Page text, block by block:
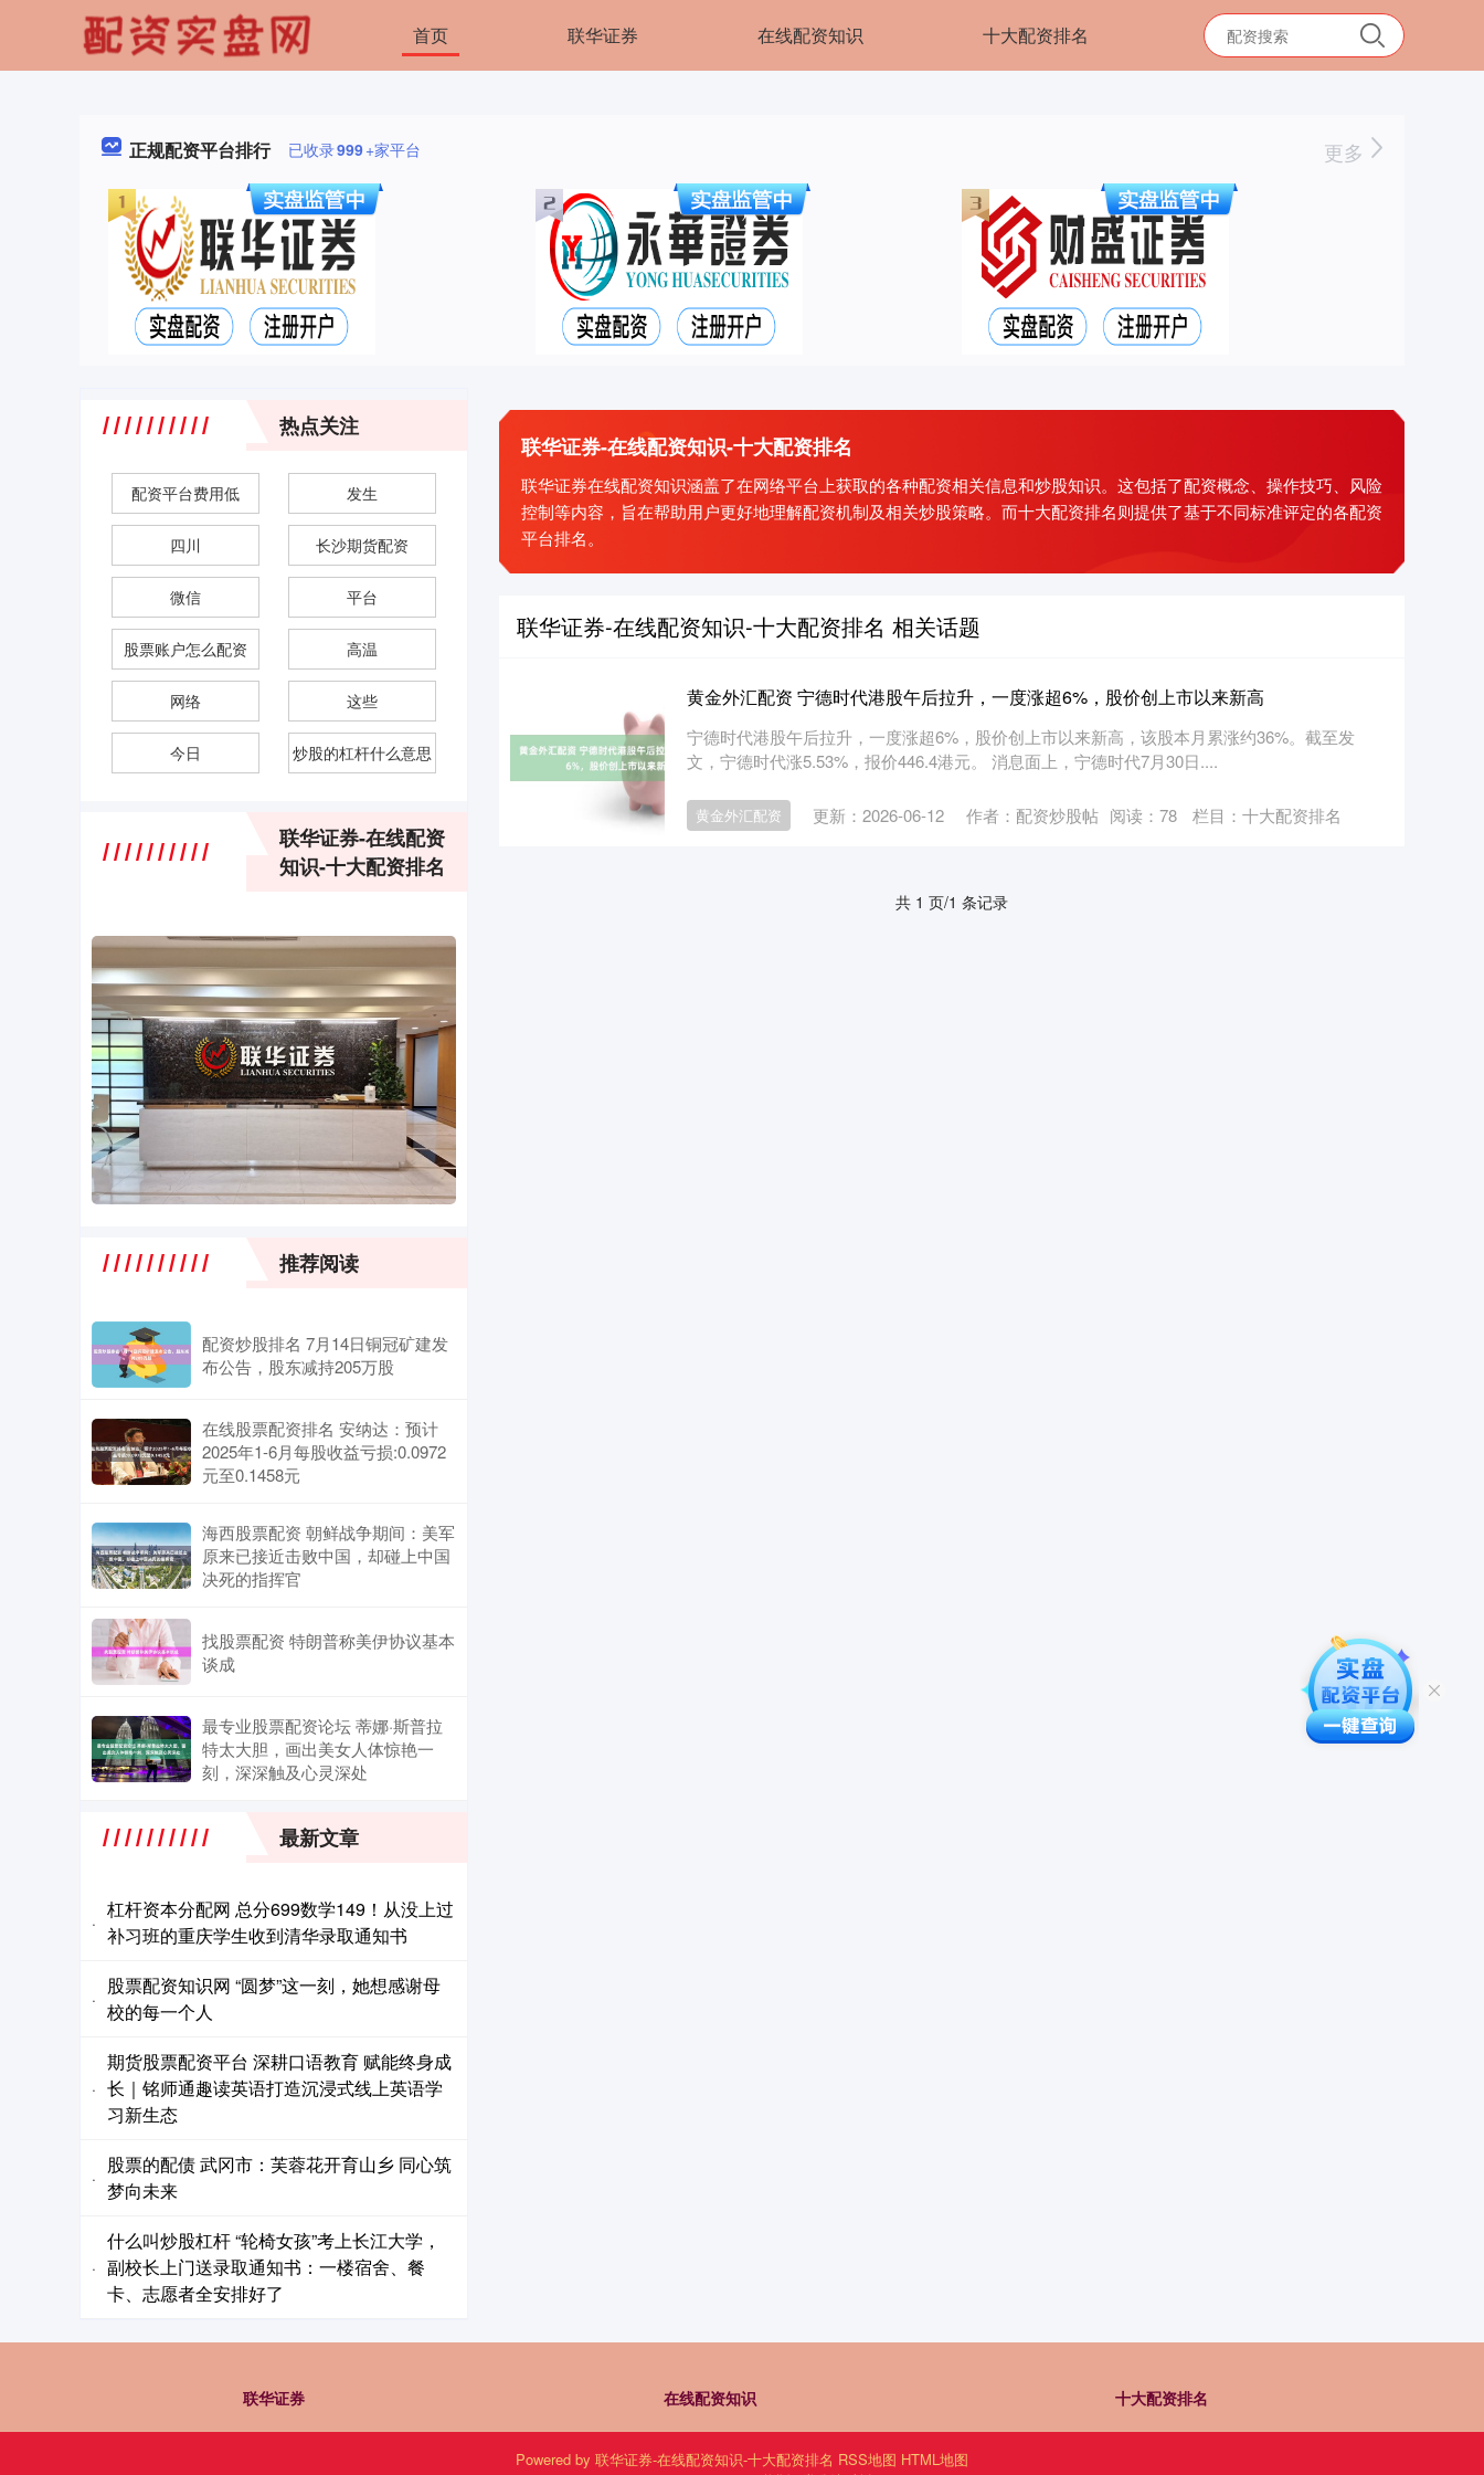
首页 联华证券 在线配资知识 十大配资排名
正规配资平台排行 已收录999+家平台 更多
联华证券-在线配资知识-十大配资排名
联华证券在线配资知识涵盖了在网络平台上获取的各种配资相关信息和炒股知识。这包括了配资概念、操作技巧、风险
控制等内容，旨在帮助用户更好地理解配资机制及相关炒股策略。而十大配资排名则提供了基于不同标准评定的各配资
平台排名。
联华证券-在线配资知识-十大配资排名 相关话题
黄金外汇配资 宁德时代港股午后拉升，一度涨超6%，股价创上市以来新高
宁德时代港股午后拉升，一度涨超6%，股价创上市以来新高，该股本月累涨约36%。截至发
文，宁德时代涨5.53%，报价446.4港元。 消息面上，宁德时代7月30日....
黄金外汇配资 更新：2026-06-12 作者：配资炒股帖 阅读： 78 栏目： 十大配资排名
共 1 页/1 条记录
热点关注
配资平台费用低 发生
四川 长沙期货配资
微信 平台
股票账户怎么配资 高温
网络 这些
今日 炒股的杠杆什么意思
联华证券-在线配资
知识-十大配资排名
推荐阅读
配资炒股排名 7月14日铜冠矿建发
布公告，股东减持205万股
在线股票配资排名 安纳达：预计
2025年1-6月每股收益亏损:0.0972
元至0.1458元
海西股票配资 朝鲜战争期间：美军
原来已接近击败中国，却碰上中国
决死的指挥官
找股票配资 特朗普称美伊协议基本
谈成
最专业股票配资论坛 蒂娜·斯普拉
特太大胆，画出美女人体惊艳一
刻，深深触及心灵深处
最新文章
·
杠杆资本分配网 总分699数学149！从没上过
补习班的重庆学生收到清华录取通知书
·
股票配资知识网 “圆梦”这一刻，她想感谢母
校的每一个人
·
期货股票配资平台 深耕口语教育 赋能终身成
长｜铭师通趣读英语打造沉浸式线上英语学
习新生态
·
股票的配债 武冈市：芙蓉花开育山乡 同心筑
梦向未来
·
什么叫炒股杠杆 “轮椅女孩”考上长江大学，
副校长上门送录取通知书：一楼宿舍、餐
卡、志愿者全安排好了
联华证券 在线配资知识 十大配资排名
Powered by 联华证券-在线配资知识-十大配资排名 RSS地图 HTML地图